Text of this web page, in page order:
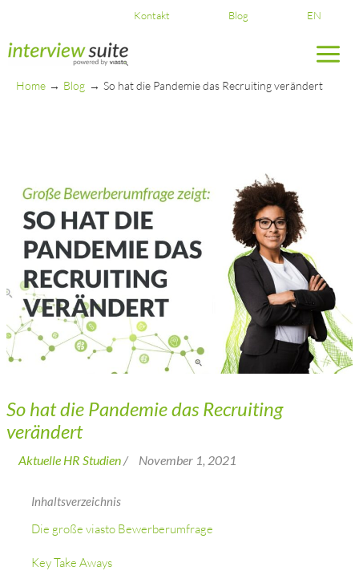
content
Kontakt Blog EN
Home Blog So hat die Pandemie das Recruiting verändert
So hat die Pandemie das Recruiting
verändert
Aktuelle HR Studien/ November 1, 2021
Inhaltsverzeichnis
Die große viasto Bewerberumfrage
Key Take Aways